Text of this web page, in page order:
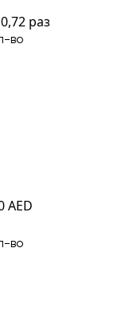
раз
во
AED
во